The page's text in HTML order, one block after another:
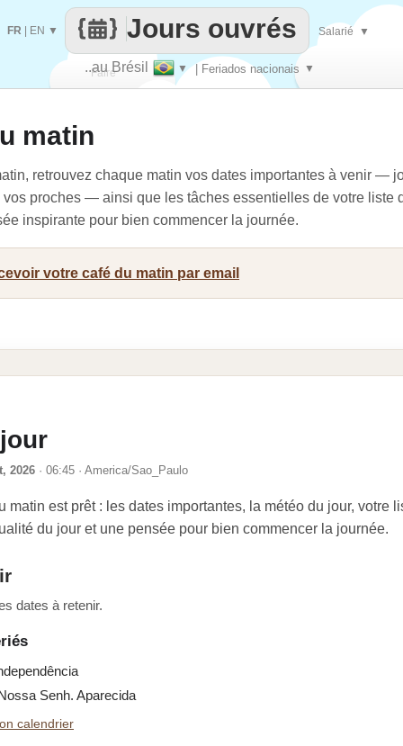
Faire
..au Brésil ▼ | Feriados nacionais ▼
Jours ouvrés
FR EN ▼ Salarié ▼
matin
retrouvez chaque matin vos dates importantes à venir —
proches — ainsi que les tâches essentielles de votre liste
inspirante pour bien commencer la journée.
votre café du matin par email
2026 · 06:45 · America/Sao_Paulo
matin est prêt : les dates importantes, la météo du jour, votre
du jour et une pensée pour bien commencer la journée.
dates à retenir.
Senh. Aparecida
calendrier